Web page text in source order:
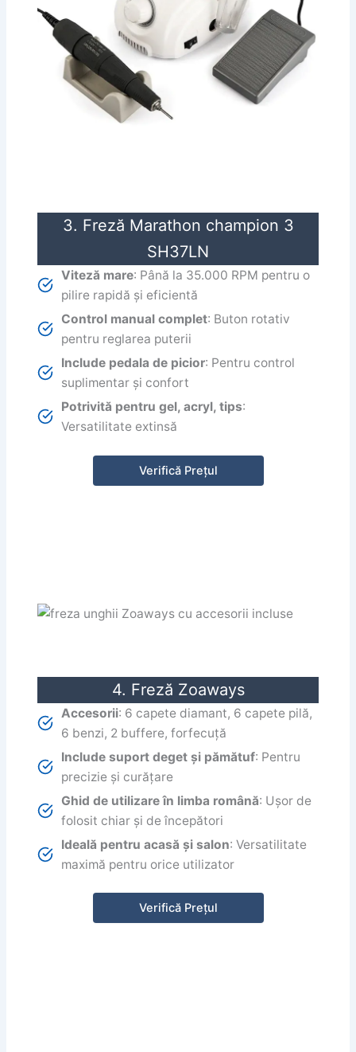
3. Freză Marathon champion 3
SH37LN
Viteză mare: Până la 35.000 RPM pentru o
pilire rapidă și eficientă
Control manual complet: Buton rotativ
pentru reglarea puterii
Include pedala de picior: Pentru control
suplimentar și confort
Potrivită pentru gel, acryl, tips:
Versatilitate extinsă
Verifică Prețul
4. Freză Zoaways
Accesorii: 6 capete diamant, 6 capete pilă,
6 benzi, 2 buffere, forfecuță
Include suport deget și pămătuf: Pentru
precizie și curățare
Ghid de utilizare în limba română: Ușor de
folosit chiar și de începători
Ideală pentru acasă și salon: Versatilitate
maximă pentru orice utilizator
Verifică Prețul